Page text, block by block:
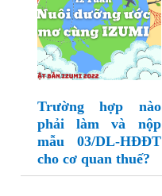
Trường hợp nào
phải làm và nộp
mẫu 03/DL-HĐĐT
cho cơ quan thuế?